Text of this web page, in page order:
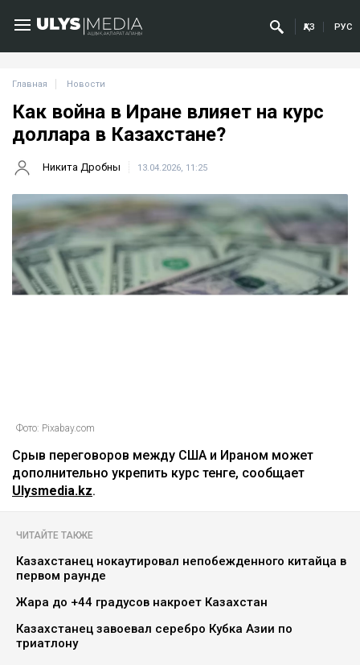
ҚАЗ РУС
Главная Новости
Как война в Иране влияет на курс
доллара в Казахстане?
Никита Дробны 13.04.2026, 11:25
Фото: Pixabay.com
Срыв переговоров между США и Ираном может
дополнительно укрепить курс тенге, сообщает
Ulysmedia.kz.
ЧИТАЙТЕ ТАКЖЕ
Казахстанец нокаутировал непобежденного китайца в
первом раунде
Жара до +44 градусов накроет Казахстан
Казахстанец завоевал серебро Кубка Азии по
триатлону